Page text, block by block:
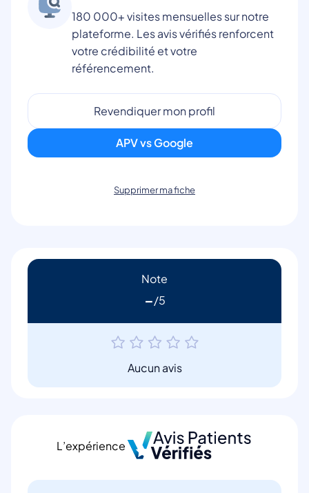
180 000+ visites mensuelles sur notre
plateforme. Les avis vérifiés renforcent
votre crédibilité et votre
référencement.
Revendiquer mon profil
APV vs Google
Supprimer ma fiche
Note
-
Aucun avis
L’expérience